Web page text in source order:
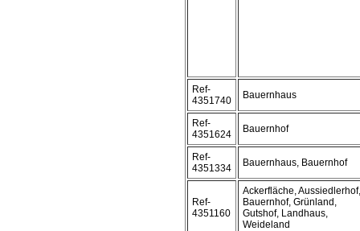
Ref-
4351740
Bauernhaus
Ref-
4351624
Bauernhof
Ref-
4351334
Bauernhaus, Bauernhof
Ref-
4351160
Ackerfläche, Aussiedlerhof,
Bauernhof, Grünland,
Gutshof, Landhaus,
Weideland